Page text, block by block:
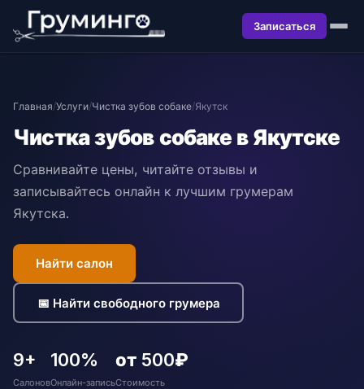
Записаться
Главная/Услуги/Чистка зубов собаке/Якутск
Чистка зубов собаке в Якутске
Сравнивайте цены, читайте отзывы и
записывайтесь онлайн к лучшим грумерам
Якутска.
Найти салон
📅 Найти свободного грумера
9+
Салонов
100%
Онлайн-запись
от 500₽
Стоимость